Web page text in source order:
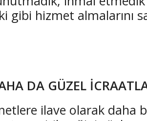
gibi hizmet almalarını
DA GÜZEL
ilave olarak daha